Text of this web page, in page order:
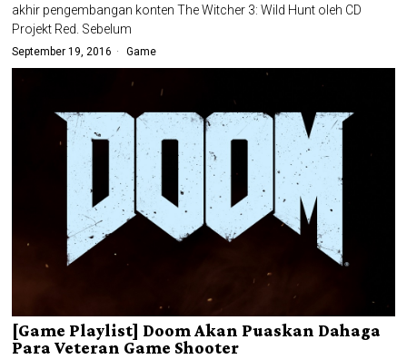
akhir pengembangan konten The Witcher 3: Wild Hunt oleh CD
Projekt Red. Sebelum
September 19, 2016 Game
[Game Playlist] Doom Akan Puaskan Dahaga
Para Veteran Game Shooter